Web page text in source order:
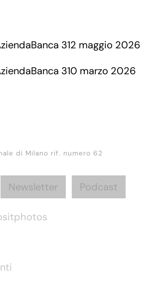
di Milano rif. numero 62
Newsletter Podcast